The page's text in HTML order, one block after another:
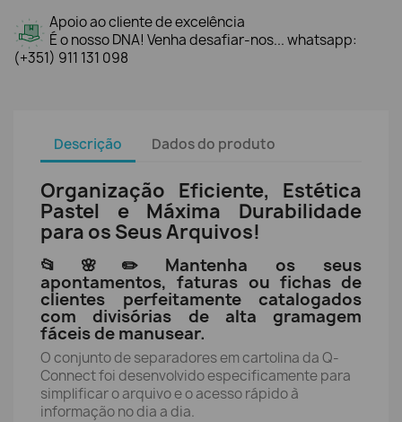
Apoio ao cliente de excelência
É o nosso DNA! Venha desafiar-nos... whatsapp:
(+351) 911 131 098
Descrição Dados do produto
Organização Eficiente, Estética
Pastel e Máxima Durabilidade
para os Seus Arquivos!
📂🌸✏️ Mantenha os seus
apontamentos, faturas ou fichas de
clientes perfeitamente catalogados
com divisórias de alta gramagem
fáceis de manusear.
O conjunto de separadores em cartolina da Q-
Connect foi desenvolvido especificamente para
simplificar o arquivo e o acesso rápido à
informação no dia a dia.